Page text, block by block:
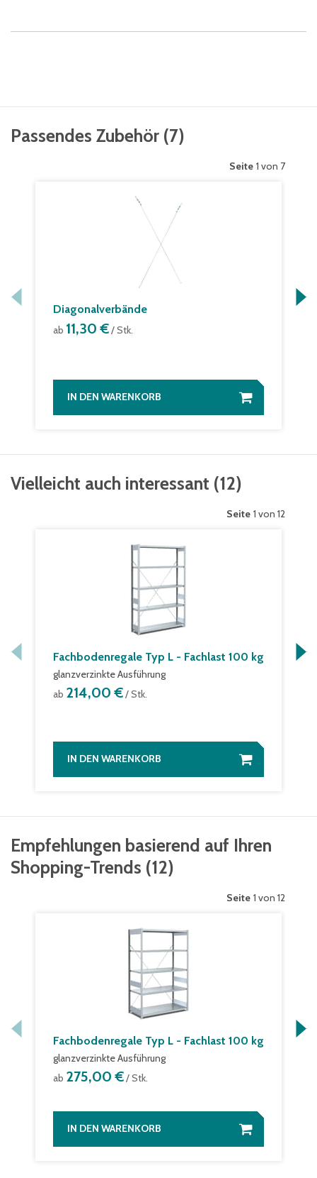
Passendes Zubehör (7)
Seite 1 von 7
Diagonalverbände
ab 11,30 €/ Stk.
IN DEN WARENKORB
Vielleicht auch interessant (12)
Seite 1 von 12
Fachbodenregale Typ L - Fachlast 100 kg
glanzverzinkte Ausführung
ab 214,00 €/ Stk.
IN DEN WARENKORB
Empfehlungen basierend auf Ihren
Shopping-Trends (12)
Seite 1 von 12
Fachbodenregale Typ L - Fachlast 100 kg
glanzverzinkte Ausführung
ab 275,00 €/ Stk.
IN DEN WARENKORB